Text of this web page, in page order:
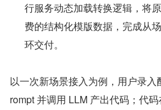
行服务动态加载转换逻辑，将
费的结构化模版数据，完成从
环交付。
以一次新场景接入为例，用户录
rompt 并调用 LLM 产出代码；代